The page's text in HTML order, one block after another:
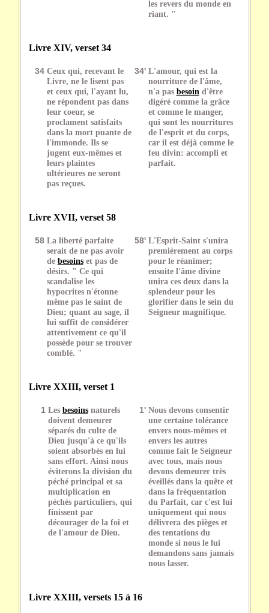
les revers du monde en
riant. "
Livre XIV, verset 34
34 Ceux qui, recevant le
Livre, ne le lisent pas
et ceux qui, l'ayant lu,
ne répondent pas dans
leur coeur, se
proclament satisfaits
dans la mort puante de
l'immonde. Ils se
jugent eux-mêmes et
leurs plaintes
ultérieures ne seront
pas reçues.
34' L'amour, qui est la
nourriture de l'âme,
n'a pas besoin d'être
digéré comme la grâce
et comme le manger,
qui sont les nourritures
de l'esprit et du corps,
car il est déjà comme le
feu divin: accompli et
parfait.
Livre XVII, verset 58
58 La liberté parfaite
serait de ne pas avoir
de besoinset pas de
désirs. " Ce qui
scandalise les
hypocrites n'étonne
même pas le saint de
Dieu; quant au sage, il
lui suffit de considérer
attentivement ce qu'il
possède pour se trouver
comblé. "
58' L'Esprit-Saint s'unira
premièrement au corps
pour le réanimer;
ensuite l'âme divine
unira ces deux dans la
splendeur pour les
glorifier dans le sein du
Seigneur magnifique.
Livre XXIII, verset 1
1 Les besoinsnaturels
doivent demeurer
séparés du culte de
Dieu jusqu'à ce qu'ils
soient absorbés en lui
sans effort. Ainsi nous
éviterons la division du
péché principal et sa
multiplication en
péchés particuliers, qui
finissent par
décourager de la foi et
de l'amour de Dieu.
1' Nous devons consentir
une certaine tolérance
envers nous-mêmes et
envers les autres
comme fait le Seigneur
avec tous, mais nous
devons demeurer très
éveillés dans la quête et
dans la fréquentation
du Parfait, car c'est lui
uniquement qui nous
délivrera des pièges et
des tentations du
monde si nous le lui
demandons sans jamais
nous lasser.
Livre XXIII, versets 15 à 16